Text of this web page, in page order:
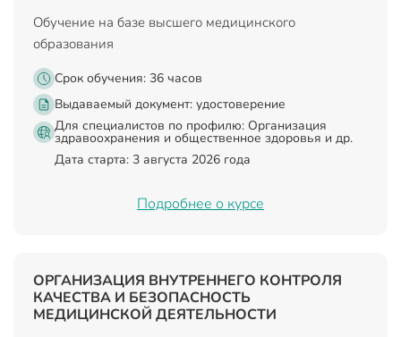
Обучение на базе высшего медицинского
образования
Срок обучения: 36 часов
Выдаваемый документ: удостоверение
Для специалистов по профилю: Организация
здравоохранения и общественное здоровья и др.
Дата старта: 3 августа 2026 года
Подробнее о курсе
ОРГАНИЗАЦИЯ ВНУТРЕННЕГО КОНТРОЛЯ
КАЧЕСТВА И БЕЗОПАСНОСТЬ
МЕДИЦИНСКОЙ ДЕЯТЕЛЬНОСТИ